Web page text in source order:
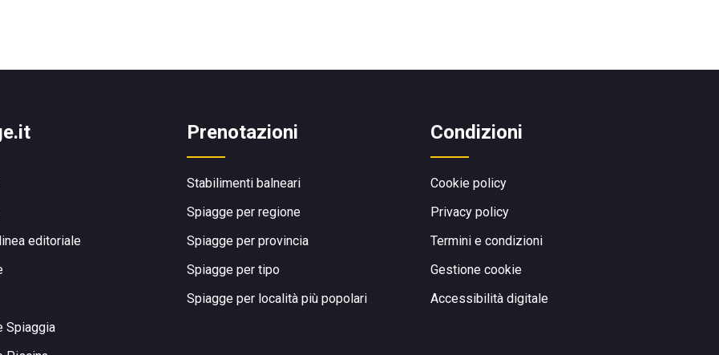
editoriale
Spiaggia
Prenotazioni
Stabilimenti balneari
Spiagge per regione
Spiagge per provincia
Spiagge per tipo
Spiagge per località più popolari
Condizioni
Cookie policy
Privacy policy
Termini e condizioni
Gestione cookie
Accessibilità digitale